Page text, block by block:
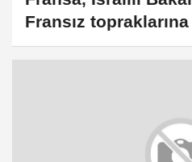
Fransız
getirdi